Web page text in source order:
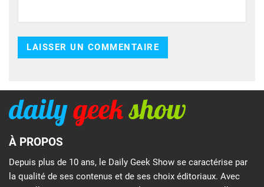
À PROPOS
Depuis plus de 10 ans, le Daily Geek Show se caractérise par
la qualité de ses contenus et de ses choix éditoriaux. Avec